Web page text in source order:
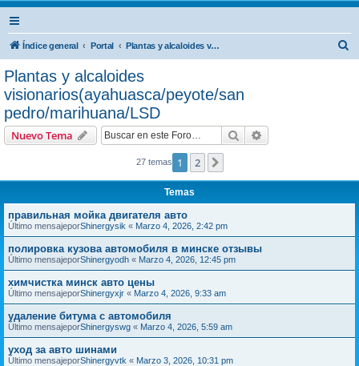
Índice general Portal Plantas y alcaloides visionarios(ayahuasca/peyote/san pedro/marihuana/LSD
Plantas y alcaloides
visionarios(ayahuasca/peyote/san
pedro/marihuana/LSD
Nuevo Tema Buscar
27 temas 1 2
Temas
правильная мойка двигателя авто
Último mensajeporShinergysik « Marzo 4, 2026, 2:42 pm
полировка кузова автомобиля в минске отзывы
Último mensajeporShinergyodh « Marzo 4, 2026, 12:45 pm
химчистка минск авто цены
Último mensajeporShinergyxjr « Marzo 4, 2026, 9:33 am
удаление битума с автомобиля
Último mensajeporShinergyswg « Marzo 4, 2026, 5:59 am
уход за авто шинами
Último mensajeporShinergyvtk « Marzo 3, 2026, 10:31 pm